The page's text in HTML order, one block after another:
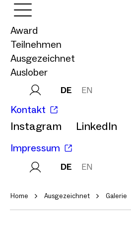
Award
Teilnehmen
Ausgezeichnet
Auslober
DE EN
Kontakt
Instagram LinkedIn
Impressum
DE EN
Home Ausgezeichnet Galerie